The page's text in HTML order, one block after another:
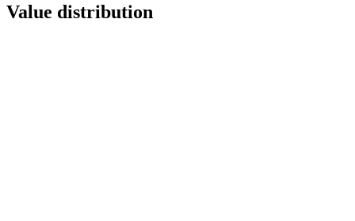
Value distribution